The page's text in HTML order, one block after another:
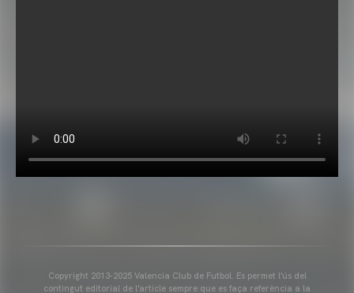
Copyright 2013-2025 Valencia Club de Futbol. Es permet l'ús del
contingut editorial de l'article sempre que es faça referència a la